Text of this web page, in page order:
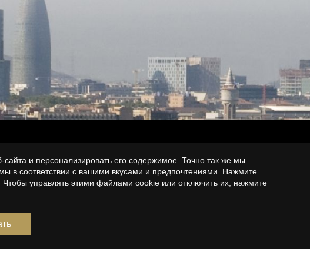
и персонализировать его содержимое. Точно так же мы
в соответствии с вашими вкусами и предпочтениями. Нажмите
управлять этими файлами cookie или отключить их, нажмите